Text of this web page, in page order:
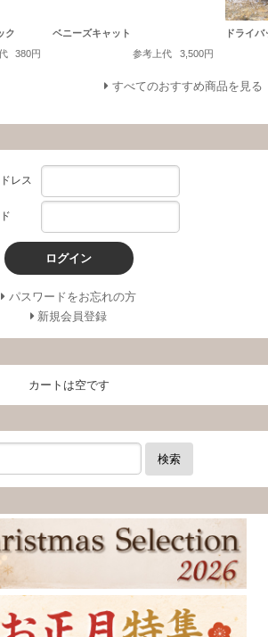
ク
380円
ベニーズキャット
参考上代
3,500円
ドライバ
すべてのおすすめ商品を見る
レス
ログイン
パスワードをお忘れの方
新規会員登録
カートは空です
検索